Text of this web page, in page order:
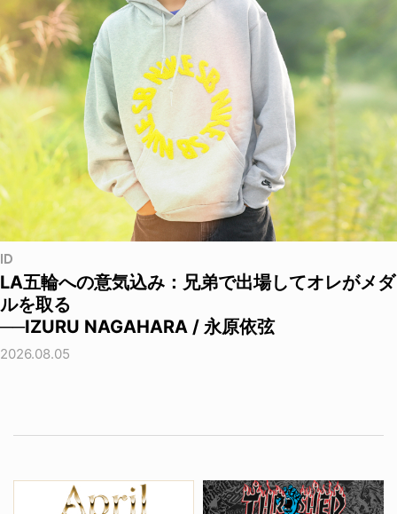
ID
LA五輪への意気込み：兄弟で出場してオレがメダ
ルを取る
──IZURU NAGAHARA / 永原依弦
2026.08.05